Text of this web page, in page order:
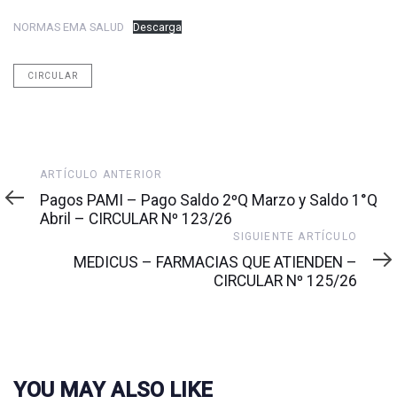
NORMAS EMA SALUD Descarga
CIRCULAR
Artículo
anterior
ARTÍCULO ANTERIOR
Pagos PAMI – Pago Saldo 2ºQ Marzo y Saldo 1°Q
Abril – CIRCULAR Nº 123/26
SIGUIENTE ARTÍCULO
MEDICUS – FARMACIAS QUE ATIENDEN –
CIRCULAR Nº 125/26
YOU MAY ALSO LIKE